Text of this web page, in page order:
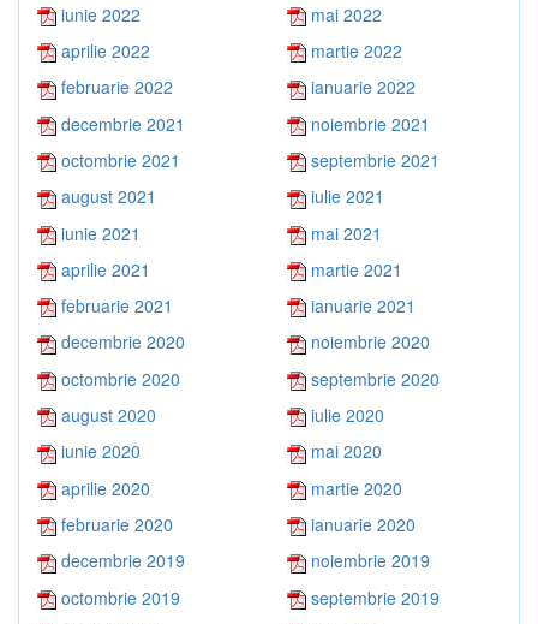
iunie 2022
mai 2022
aprilie 2022
martie 2022
februarie 2022
ianuarie 2022
decembrie 2021
noiembrie 2021
octombrie 2021
septembrie 2021
august 2021
iulie 2021
iunie 2021
mai 2021
aprilie 2021
martie 2021
februarie 2021
ianuarie 2021
decembrie 2020
noiembrie 2020
octombrie 2020
septembrie 2020
august 2020
iulie 2020
iunie 2020
mai 2020
aprilie 2020
martie 2020
februarie 2020
ianuarie 2020
decembrie 2019
noiembrie 2019
octombrie 2019
septembrie 2019